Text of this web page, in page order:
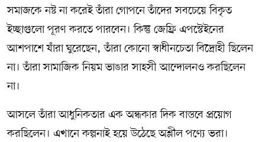
সমাজকে নষ্ট না করেই তাঁরা গোপনে তাঁদের সবচেয়ে বিকৃত
ইচ্ছাগুলো পূরণ করতে পারবেন। কিন্তু জেফ্রি এপস্টেইনের
আশপাশে যাঁরা ঘুরেছেন, তাঁরা কোনো স্বাধীনচেতা বিদ্রোহী ছিলেন
না। তাঁরা সামাজিক নিয়ম ভাঙার সাহসী আন্দোলনও করছিলেন
না।
আসলে তাঁরা আধুনিকতার এক অন্ধকার দিক বাস্তবে প্রয়োগ
করছিলেন। এখানে কল্পনাই হয়ে উঠেছে অশ্লীল পণ্যে ভরা।